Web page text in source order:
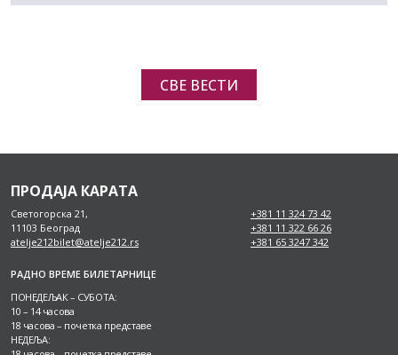
СВЕ ВЕСТИ
ПРОДАЈА КАРАТА
Светогорска 21,
11103 Београд
atelje212bilet@atelje212.rs
+381 11 324 73 42
+381 11 322 66 26
+381 65 3247 342
РАДНО ВРЕМЕ БИЛЕТАРНИЦЕ
ПОНЕДЕЉАК – СУБОТА:
10 – 14 часова
18 часова – почетка представе
НЕДЕЉА: